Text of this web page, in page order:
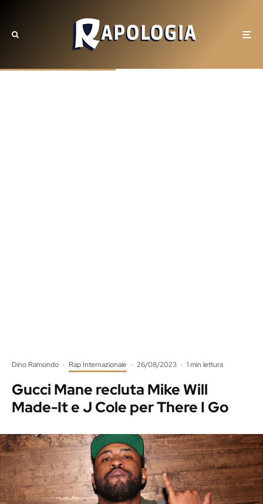
Dino Ramondo · Rap Internazionale · 26/08/2023 · 1 min lettura
Gucci Mane recluta Mike Will
Made-It e J Cole per There I Go